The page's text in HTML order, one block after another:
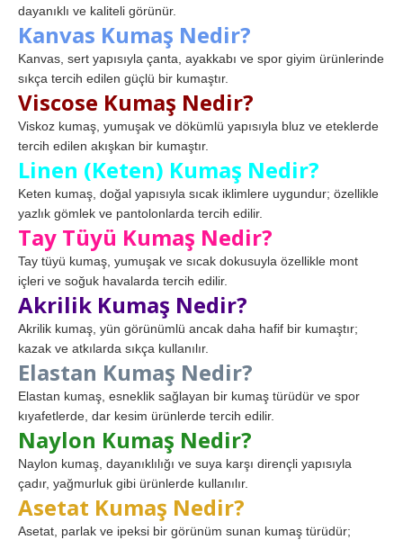
dayanıklı ve kaliteli görünür.
Kanvas Kumaş Nedir?
Kanvas, sert yapısıyla çanta, ayakkabı ve spor giyim ürünlerinde
sıkça tercih edilen güçlü bir kumaştır.
Viscose Kumaş Nedir?
Viskoz kumaş, yumuşak ve dökümlü yapısıyla bluz ve eteklerde
tercih edilen akışkan bir kumaştır.
Linen (Keten) Kumaş Nedir?
Keten kumaş, doğal yapısıyla sıcak iklimlere uygundur; özellikle
yazlık gömlek ve pantolonlarda tercih edilir.
Tay Tüyü Kumaş Nedir?
Tay tüyü kumaş, yumuşak ve sıcak dokusuyla özellikle mont
içleri ve soğuk havalarda tercih edilir.
Akrilik Kumaş Nedir?
Akrilik kumaş, yün görünümlü ancak daha hafif bir kumaştır;
kazak ve atkılarda sıkça kullanılır.
Elastan Kumaş Nedir?
Elastan kumaş, esneklik sağlayan bir kumaş türüdür ve spor
kıyafetlerde, dar kesim ürünlerde tercih edilir.
Naylon Kumaş Nedir?
Naylon kumaş, dayanıklılığı ve suya karşı dirençli yapısıyla
çadır, yağmurluk gibi ürünlerde kullanılır.
Asetat Kumaş Nedir?
Asetat, parlak ve ipeksi bir görünüm sunan kumaş türüdür;